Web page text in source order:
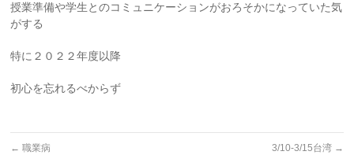
授業準備や学生とのコミュニケーションがおろそかになっていた気
がする
特に２０２２年度以降
初心を忘れるべからず
← 職業病 3/10-3/15台湾 →